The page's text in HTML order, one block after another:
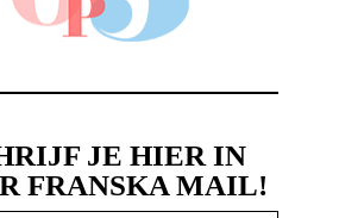
JE HIER IN
FRANSKA MAIL!